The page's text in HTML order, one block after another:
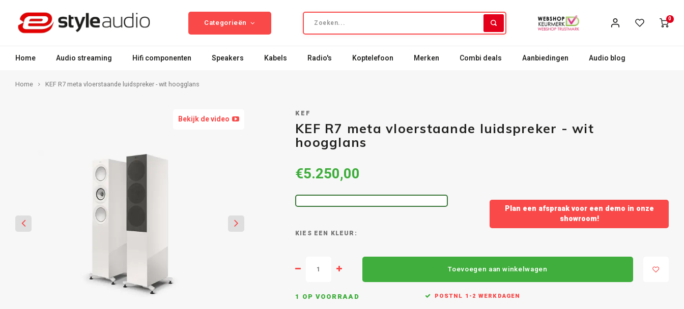
Categorieën 0
Home Audio streaming Hifi componenten Speakers Kabels Radio's Koptelefoon Merken Combi deals Aanbiedingen Audio blog
Home KEF R7 meta vloerstaande luidspreker - wit hoogglans
Bekijk de video
KEF
KEF R7 meta vloerstaande luidspreker - wit
hoogglans
€5.250,00
Plan een afspraak voor een demo in onze
showroom!
KLEUR:
Toevoegen aan winkelwagen
1 OP VOORRAAD POSTNL 1-2 WERKDAGEN